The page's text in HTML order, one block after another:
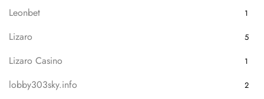
Leonbet 1
Lizaro 5
Lizaro Casino 1
lobby303sky.info 2